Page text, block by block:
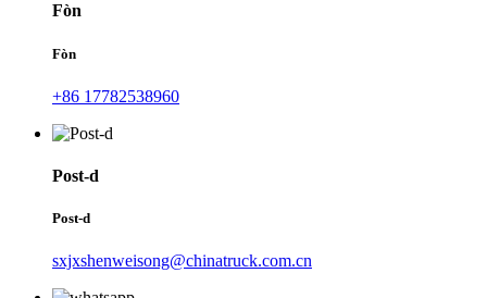
Fòn
Fòn
+86 17782538960
Post-d
Post-d
sxjxshenweisong@chinatruck.com.cn